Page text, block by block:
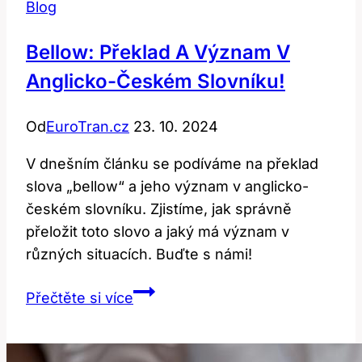
Blog
Bellow: Překlad A Význam V
Anglicko-Českém Slovníku!
OdEuroTran.cz 23. 10. 2024
V dnešním článku se podíváme na překlad
slova „bellow“ a jeho význam v anglicko-
českém slovníku. Zjistíme, jak správně
přeložit toto slovo a jaký má význam v
různých situacích. Buďte s námi!
Přečtěte si víceBellow:
význam